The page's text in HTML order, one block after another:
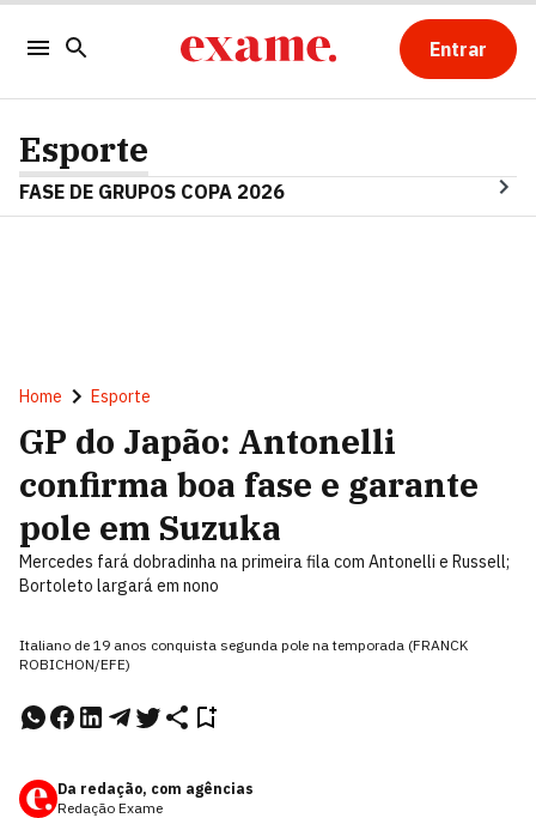
Entrar
Esporte
FASE DE GRUPOS COPA 2026
Home Esporte
GP do Japão: Antonelli
confirma boa fase e garante
pole em Suzuka
Mercedes fará dobradinha na primeira fila com Antonelli e Russell;
Bortoleto largará em nono
Italiano de 19 anos conquista segunda pole na temporada (FRANCK
ROBICHON/EFE)
Da redação, com agências
Redação Exame